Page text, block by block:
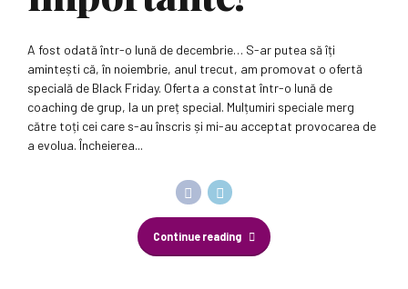
A fost odată într-o lună de decembrie… S-ar putea să îți
amintești că, în noiembrie, anul trecut, am promovat o ofertă
specială de Black Friday. Oferta a constat într-o lună de
coaching de grup, la un preț special. Mulțumiri speciale merg
către toți cei care s-au înscris și mi-au acceptat provocarea de
a evolua. Încheierea...
Continue reading